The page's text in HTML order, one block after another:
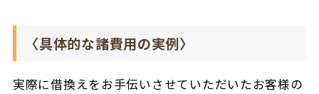
〈具体的な諸費用の実例〉
実際に借換えをお手伝いさせていただいたお客様の